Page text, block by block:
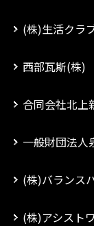
(株)生活クラ
西部瓦斯(株)
合同会社北上
一般財団法人
(株)バランス
(株)アシスト